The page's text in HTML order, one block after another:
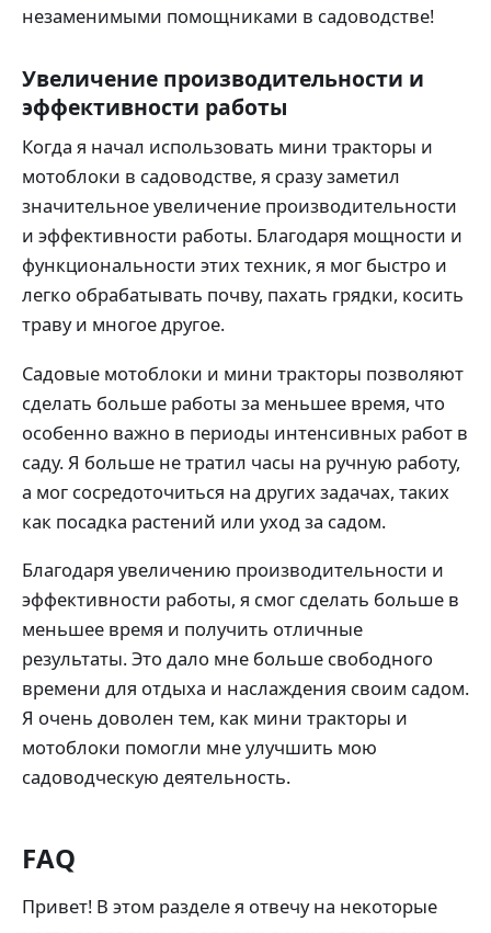
незаменимыми помощниками в садоводстве!
Увеличение производительности и
эффективности работы
Когда я начал использовать мини тракторы и
мотоблоки в садоводстве, я сразу заметил
значительное увеличение производительности
и эффективности работы. Благодаря мощности и
функциональности этих техник, я мог быстро и
легко обрабатывать почву, пахать грядки, косить
траву и многое другое.
Садовые мотоблоки и мини тракторы позволяют
сделать больше работы за меньшее время, что
особенно важно в периоды интенсивных работ в
саду. Я больше не тратил часы на ручную работу,
а мог сосредоточиться на других задачах, таких
как посадка растений или уход за садом.
Благодаря увеличению производительности и
эффективности работы, я смог сделать больше в
меньшее время и получить отличные
результаты. Это дало мне больше свободного
времени для отдыха и наслаждения своим садом.
Я очень доволен тем, как мини тракторы и
мотоблоки помогли мне улучшить мою
садоводческую деятельность.
FAQ
Привет! В этом разделе я отвечу на некоторые